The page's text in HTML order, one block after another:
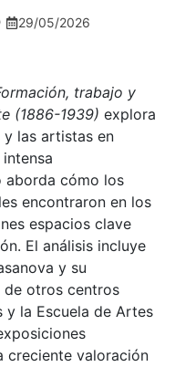
29/05/2026
trabajo y
(1886-1939) explora
las artistas en
aborda cómo los
encontraron en los
espacios clave
El análisis incluye
y su
de otros centros
la Escuela de Artes
creciente valoración